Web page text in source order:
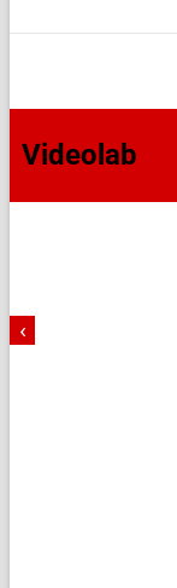
Videolab
‹